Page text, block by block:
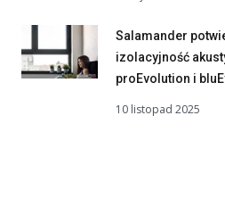
Salamander
izolacyjność
proEvolution i
10 listopad 2025